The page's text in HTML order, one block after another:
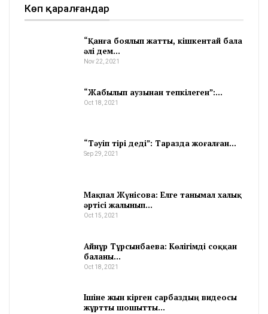
Көп қаралғандар
“Қанға боялып жатты, кішкентай бала
әлі дем…
Nov 22, 2021
“Жабылып аузынан тепкілеген”:…
Oct 18, 2021
“Тәуіп тірі деді”: Таразда жоғалған…
Sep 29, 2021
Мақпал Жүнісова: Елге танымал халық
әртісі жалынып…
Oct 15, 2021
Айнұр Тұрсынбаева: Көлігімді соққан
баланы…
Oct 18, 2021
Ішіне жын кірген сарбаздың видеосы
жұртты шошытты…